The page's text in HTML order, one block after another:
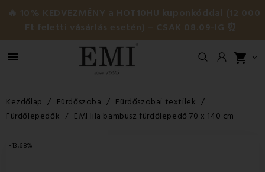
🔥 10% KEDVEZMÉNY a HOT10HU kuponkóddal (12 000
Ft feletti vásárlás esetén) – CSAK 08.09-IG ⏰
 shopping_cart 
Kezdőlap Fürdőszoba
Fürdőszobai textilek
Fürdőlepedők
EMI lila bambusz fürdőlepedő 70 x 140 cm
-13,68%